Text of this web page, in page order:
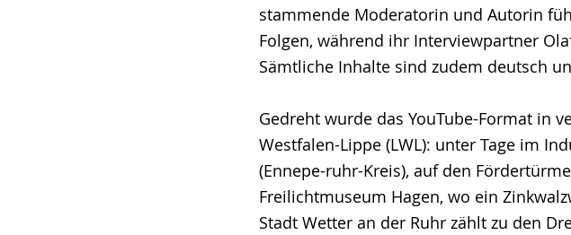
stammende Moderatorin und Autorin
Folgen, während ihr Interviewpartner
Sämtliche Inhalte sind zudem deutsch
Gedreht wurde das YouTube-Format in
Westfalen-Lippe (LWL): unter Tage im
(Ennepe-ruhr-Kreis), auf den
Freilichtmuseum Hagen, wo ein
Stadt Wetter an der Ruhr zählt zu den